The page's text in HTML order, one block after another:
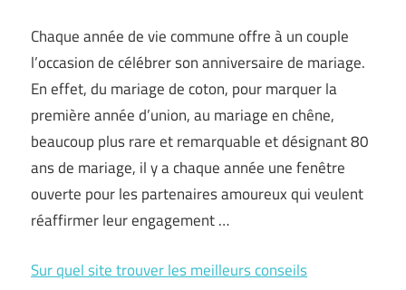
Chaque année de vie commune offre à un couple
l’occasion de célébrer son anniversaire de mariage.
En effet, du mariage de coton, pour marquer la
première année d’union, au mariage en chêne,
beaucoup plus rare et remarquable et désignant 80
ans de mariage, il y a chaque année une fenêtre
ouverte pour les partenaires amoureux qui veulent
réaffirmer leur engagement …
Sur quel site trouver les meilleurs conseils